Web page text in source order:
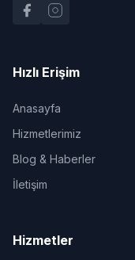
Hızlı Erişim
Anasayfa
Hizmetlerimiz
Blog & Haberler
İletişim
Hizmetler